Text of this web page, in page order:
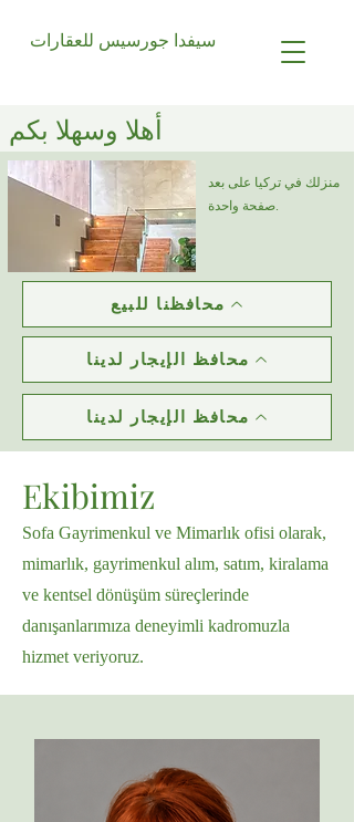
سيفدا جورسيس للعقارات
أهلا وسهلا بكم
منزلك في تركيا على بعد
صفحة واحدة.
محافظنا للبيع
محافظ الإيجار لدينا
محافظ الإيجار لدينا
Ekibimiz
Sofa Gayrimenkul ve Mimarlık ofisi olarak,
mimarlık, gayrimenkul alım, satım, kiralama
ve kentsel dönüşüm süreçlerinde
danışanlarımıza deneyimli kadromuzla
hizmet veriyoruz.